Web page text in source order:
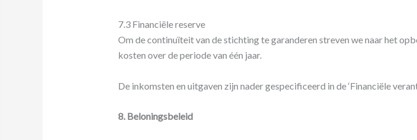
7.3 Financiële reserve
Om de continuïteit van de stichting te garanderen streven we naar het
kosten over de periode van één jaar.
De inkomsten en uitgaven zijn nader gespecificeerd in de ‘Financiële
8. Beloningsbeleid